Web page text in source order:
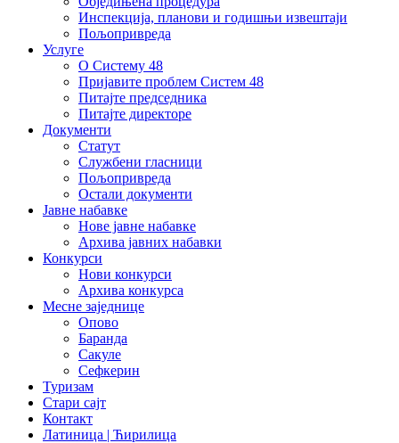
Инспекција, планови и годишњи извештаји
Пољопривреда
Услуге
О Систему 48
Пријавите проблем Систем 48
Питајте председника
Питајте директоре
Документи
Статут
Службени гласници
Пољопривреда
Остали документи
Јавне набавке
Нове јавне набавке
Архива јавних набавки
Конкурси
Нови конкурси
Архива конкурса
Месне заједнице
Опово
Баранда
Сакуле
Сефкерин
Туризам
Стари сајт
Контакт
Латиница | Ћирилица